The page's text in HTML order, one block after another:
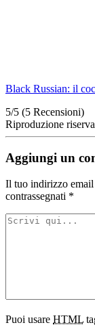
Black Russian: il
5/5 (5 Recensioni)
Riproduzione
Aggiungi un
Il tuo indirizzo email
contrassegnati *
Puoi usare HTML